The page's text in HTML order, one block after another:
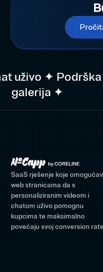
uživo ✦
galerija ✦
SaaS rješenje koje
web stranicama da s
personaliziranim videom i
chatom uživo pomognu
kupcima te maksimalno
povećaju svoj conversion